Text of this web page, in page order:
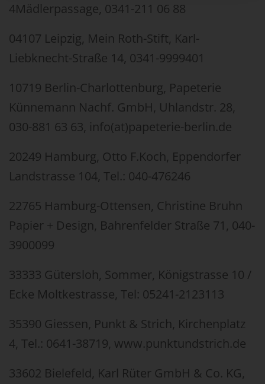
4Mädlerpassage, 0341-211 06 88
04107 Leipzig, Mein Roth-Stift, Karl-
Liebknecht-Straße 14, 0341-9999401
10719 Berlin-Charlottenburg, Papeterie
Künnemann Nachf. GmbH, Uhlandstr. 28,
030-881 63 63, info(at)papeterie-berlin.de
20249 Hamburg, Otto F.Koch, Eppendorfer
Landstrasse 104, Tel.: 040-476246
22765 Hamburg-Ottensen, Christine Bruhn
Papier + Design, Bahrenfelder Straße 71, 040-
3900099
33333 Gütersloh, Sommer, Königstrasse 10 /
Ecke Moltkestrasse, Tel: 05241-2123113
35390 Giessen, Punkt & Strich, Kirchenplatz
4, Tel.: 0641-38719, www.punktundstrich.de
33602 Bielefeld, Karl Rüter GmbH & Co. KG,